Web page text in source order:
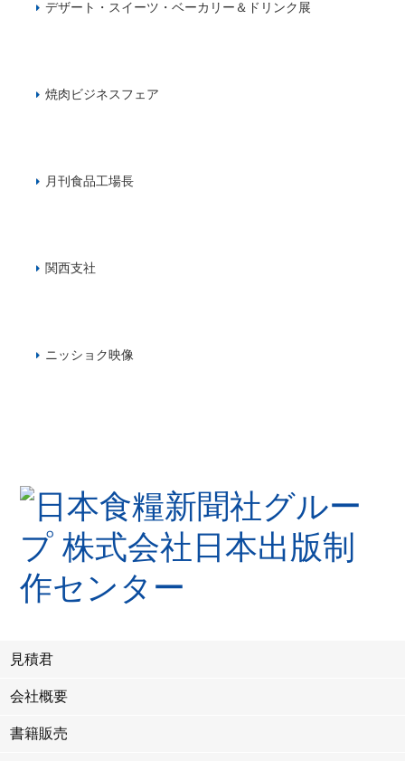
デザート・スイーツ・ベーカリー＆ドリンク展
焼肉ビジネスフェア
月刊食品工場長
関西支社
ニッショク映像
見積君
会社概要
書籍販売